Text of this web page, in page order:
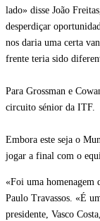
lado» disse João
desperdiçar
nos daria uma certa
frente teria sido
Para Grossman e
circuito sénior da ITF.
Embora este seja o
jogar a final com o
«Foi uma homenagem
Paulo Travassos. «É
presidente, Vasco